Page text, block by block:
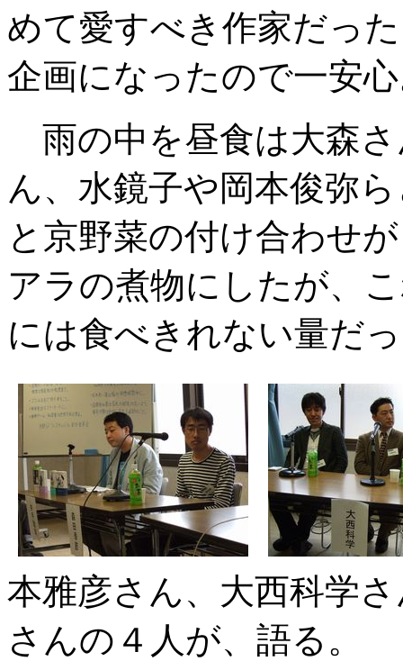
めて愛すべき作家だっ
企画になったので一安
雨の中を昼食は大森
ん、水鏡子や岡本俊弥
と京野菜の付け合わせ
アラの煮物にしたが、
には食べきれない量だ
本雅彦さん、大西科学
さんの４人が、語る。